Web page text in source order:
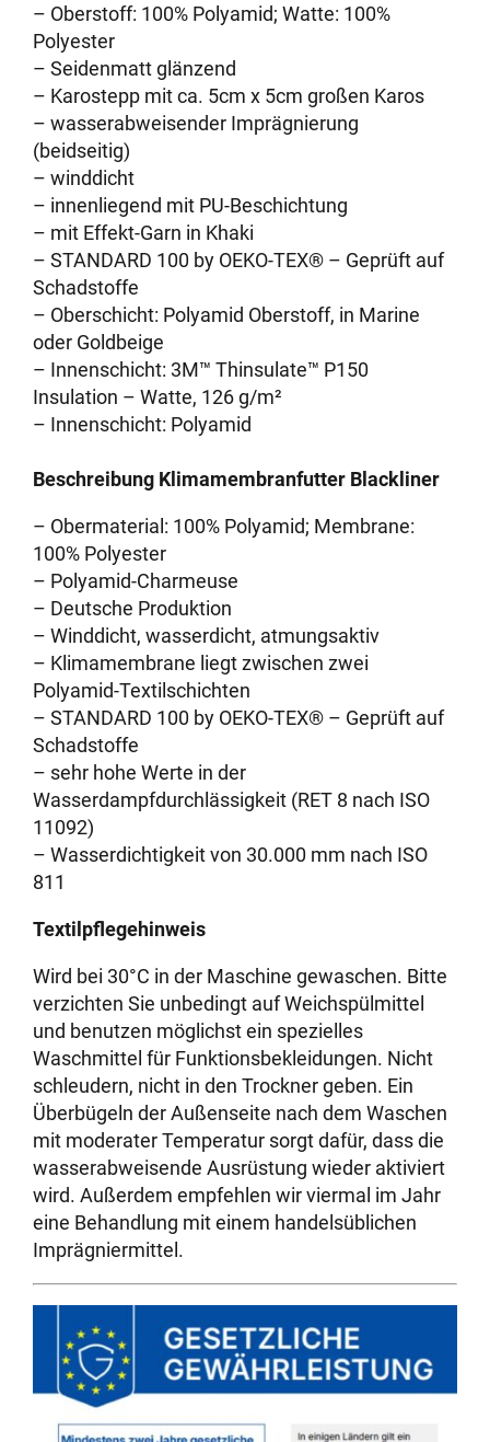
– Oberstoff: 100% Polyamid; Watte: 100%
Polyester
– Seidenmatt glänzend
– Karostepp mit ca. 5cm x 5cm großen Karos
– wasserabweisender Imprägnierung
(beidseitig)
– winddicht
– innenliegend mit PU-Beschichtung
– mit Effekt-Garn in Khaki
– STANDARD 100 by OEKO-TEX® – Geprüft auf
Schadstoffe
– Oberschicht: Polyamid Oberstoff, in Marine
oder Goldbeige
– Innenschicht: 3M™ Thinsulate™ P150
Insulation – Watte, 126 g/m²
– Innenschicht: Polyamid
Beschreibung Klimamembranfutter Blackliner
– Obermaterial: 100% Polyamid; Membrane:
100% Polyester
– Polyamid-Charmeuse
– Deutsche Produktion
– Winddicht, wasserdicht, atmungsaktiv
– Klimamembrane liegt zwischen zwei
Polyamid-Textilschichten
– STANDARD 100 by OEKO-TEX® – Geprüft auf
Schadstoffe
– sehr hohe Werte in der
Wasserdampfdurchlässigkeit (RET 8 nach ISO
11092)
– Wasserdichtigkeit von 30.000 mm nach ISO
811
Textilpflegehinweis
Wird bei 30°C in der Maschine gewaschen. Bitte
verzichten Sie unbedingt auf Weichspülmittel
und benutzen möglichst ein spezielles
Waschmittel für Funktionsbekleidungen. Nicht
schleudern, nicht in den Trockner geben. Ein
Überbügeln der Außenseite nach dem Waschen
mit moderater Temperatur sorgt dafür, dass die
wasserabweisende Ausrüstung wieder aktiviert
wird. Außerdem empfehlen wir viermal im Jahr
eine Behandlung mit einem handelsüblichen
Imprägniermittel.